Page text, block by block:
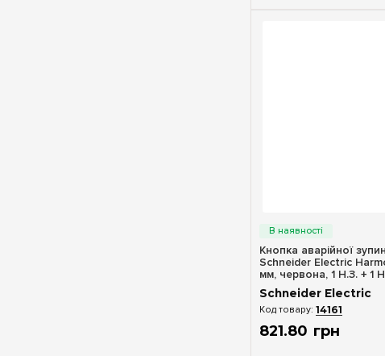
Кнопка аварійної
Schneider Electric
мм, червона, 1 Н.З. + 1
XB7NS8445
Schneider Electric
14161
821.80 грн